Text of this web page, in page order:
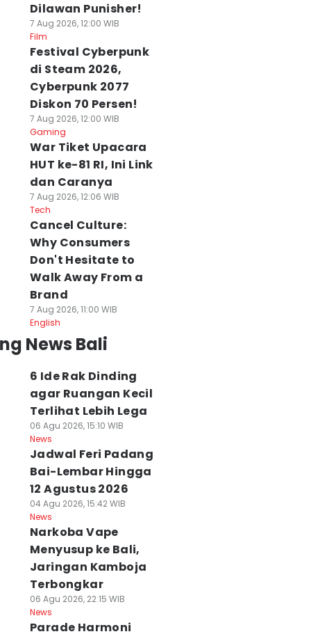
Dilawan Punisher!
7 Aug 2026, 12:00 WIB
Film
Festival Cyberpunk
di Steam 2026,
Cyberpunk 2077
Diskon 70 Persen!
7 Aug 2026, 12:00 WIB
Gaming
War Tiket Upacara
HUT ke-81 RI, Ini Link
dan Caranya
7 Aug 2026, 12:06 WIB
Tech
Cancel Culture:
Why Consumers
Don't Hesitate to
Walk Away From a
Brand
7 Aug 2026, 11:00 WIB
English
News Bali
6 Ide Rak Dinding
agar Ruangan Kecil
Terlihat Lebih Lega
06 Agu 2026, 15:10 WIB
News
Jadwal Feri Padang
Bai-Lembar Hingga
12 Agustus 2026
04 Agu 2026, 15:42 WIB
News
Narkoba Vape
Menyusup ke Bali,
Jaringan Kamboja
Terbongkar
06 Agu 2026, 22:15 WIB
News
Parade Harmoni